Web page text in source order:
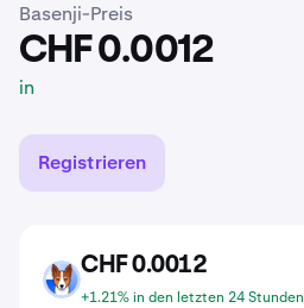
Basenji-Preis
CHF 0.0012
in
Registrieren
BENJI
CHF 0.0012
+1.21% in den letzten 24 Stunden